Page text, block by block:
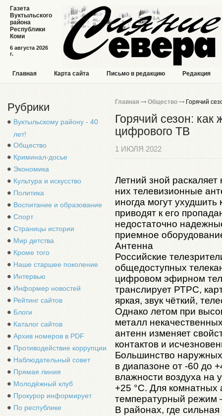
6 августа 2026
г.
Газета
Вуктыльского
района
Республики
Коми
Главная Карта сайта Письмо в редакцию Редакция
Рубрики
Вуктыльскому району - 40
лет!
Общество
Криминал-досье
Экономика
Культура и искусство
Политика
Воспитание и образование
Спорт
Страницы истории
Мир детства
Кроме того
Наше старшее поколение
Интервью
Информер новостей
Рейтинг сайтов
Блоги
Каталог сайтов
Архив номеров в PDF
Противодействие коррупции
Наблюдательный совет
Прямая линия
Молодёжный клуб
Прокурор информирует
По республике
Главная Общество Горячий
Горячий сезон: как
цифрового ТВ
1 ИЮЛЯ 2022
Летний зной
них телевизионные
иногда могут ухудшить
приводят к его
недостаточно
приемное
Антенна
Российские
общедоступных
цифровом эфирном
транслирует РТРС,
яркая, звук чёткий,
Однако летом при
металл
антенн изменяет
контактов и
Большинство наружных
в диапазоне от -60 до
влажности воздуха на
+25 °С. Для комнатных
температурный режим
В районах, где